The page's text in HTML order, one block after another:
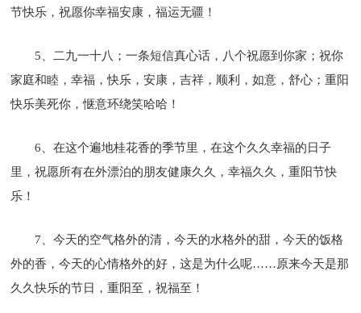
节快乐，祝愿你幸福安康，福运无疆！
5、二九一十八；一条短信真心话，八个祝愿到你家；祝你
家庭和睦，幸福，快乐，安康，吉祥，顺利，如意，舒心；重阳
快乐美死你，惬意环绕笑哈哈！
6、在这个遍地桂花香的季节里，在这个久久幸福的日子
里，祝愿所有在外漂泊的朋友健康久久，幸福久久，重阳节快
乐！
7、今天的空气格外的清，今天的水格外的甜，今天的饭格
外的香，今天的心情格外的好，这是为什么呢……原来今天是那
久久快乐的节日，重阳至，祝福至！